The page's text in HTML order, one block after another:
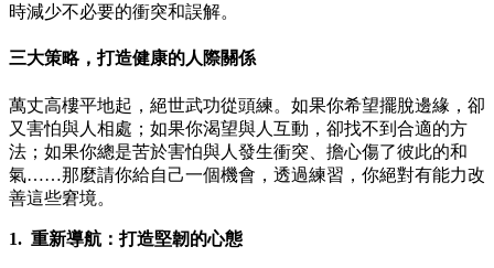
時減少不必要的衝突和誤解。
三大策略，打造健康的人際關係
萬丈高樓平地起，絕世武功從頭練。如果你希望擺脫邊緣，卻
又害怕與人相處；如果你渴望與人互動，卻找不到合適的方
法；如果你總是苦於害怕與人發生衝突、擔心傷了彼此的和
氣……那麼請你給自己一個機會，透過練習，你絕對有能力改
善這些窘境。
1. 重新導航：打造堅韌的心態